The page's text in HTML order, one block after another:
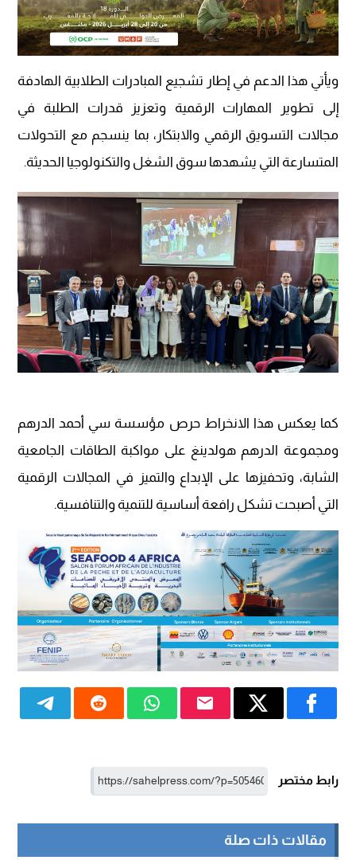
ويأتي هذا الدعم في إطار تشجيع المبادرات الطلابية الهادفة
إلى تطوير المهارات الرقمية وتعزيز قدرات الطلبة في
مجالات التسويق الرقمي والابتكار، بما ينسجم مع التحولات
المتسارعة التي يشهدها سوق الشغل والتكنولوجيا الحديثة.
كما يعكس هذا الانخراط حرص مؤسسة سي أحمد الدرهم
ومجموعة الدرهم هولدينغ على مواكبة الطاقات الجامعية
الشابة، وتحفيزها على الإبداع والتميز في المجالات الرقمية
التي أصبحت تشكل رافعة أساسية للتنمية والتنافسية.
رابط مختصر
مقالات ذات صلة